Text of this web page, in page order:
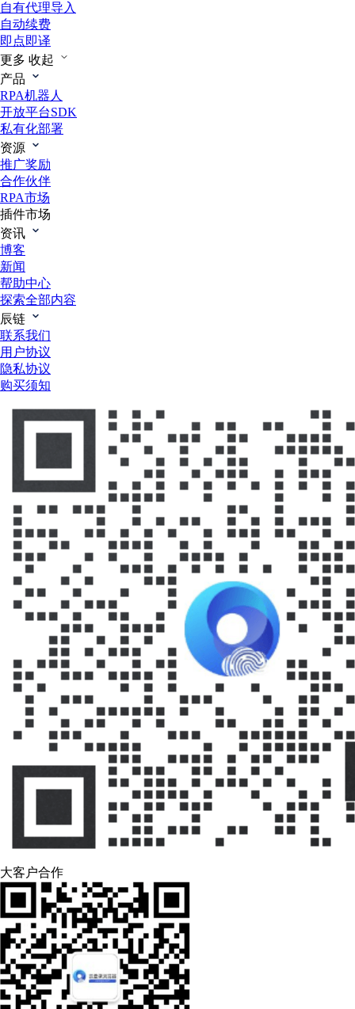
自有代理导入
自动续费
即点即译
更多 收起
产品
RPA机器人
开放平台SDK
私有化部署
资源
推广奖励
合作伙伴
RPA市场
插件市场
资讯
博客
新闻
帮助中心
探索全部内容
辰链
联系我们
用户协议
隐私协议
购买须知
大客户合作